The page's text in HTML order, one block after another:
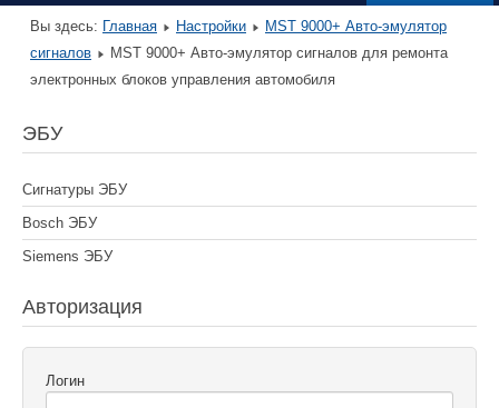
Вы здесь: Главная Настройки
MST 9000+ Авто-эмулятор
сигналов
MST 9000+ Авто-эмулятор сигналов для ремонта
электронных блоков управления автомобиля
ЭБУ
Сигнатуры ЭБУ
Bosch ЭБУ
Siemens ЭБУ
Авторизация
Логин